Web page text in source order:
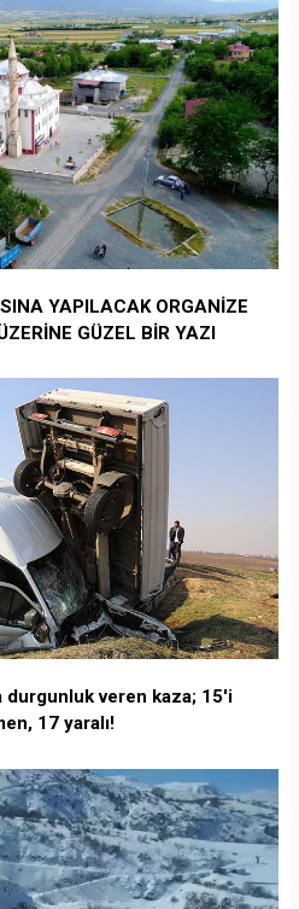
YAPILACAK ORGANİZE
GÜZEL BİR YAZI
durgunluk veren kaza; 15'i
17 yaralı!